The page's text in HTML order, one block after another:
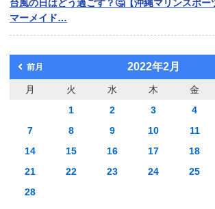
台風の日はどう過ごす？🤔【沖縄マリンスポ
マーメイド…
前月 2022年2月
月 火 水 木 金
1
2 3 4
7
8 9 10 11
14
15 16 17 18
21
22 23 24 25
28